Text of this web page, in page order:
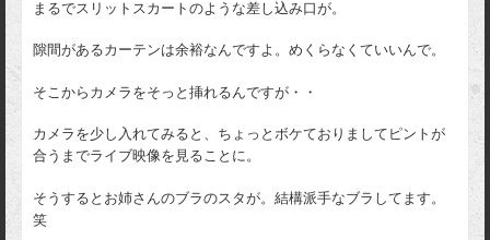
まるでスリットスカートのような差し込み口が。
隙間があるカーテンは余裕なんですよ。めくらなくていいんで。
そこからカメラをそっと挿れるんですが・・
カメラを少し入れてみると、ちょっとボケておりましてピントが
合うまでライブ映像を見ることに。
そうするとお姉さんのブラのスタが。結構派手なブラしてます。
笑